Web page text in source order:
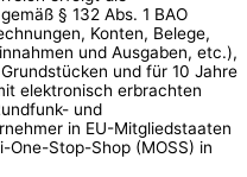
§ 132 Abs. 1 BAO
Konten, Belege,
und Ausgaben, etc.),
und für 10 Jahre
elektronisch erbrachten
und
in EU-Mitgliedstaaten
Stop-Shop (MOSS) in